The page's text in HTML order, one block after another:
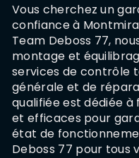
Vous cherchez un
confiance à
Team Deboss 77,
montage et
services de contrôle
générale et de
qualifiée est dédiée
et efficaces pour
état de
Deboss 77 pour tous